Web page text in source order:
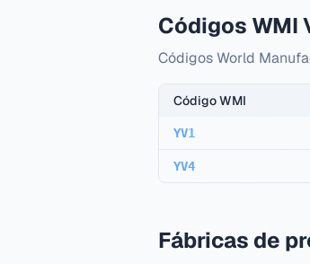
Códigos WMI
Códigos World
Código WMI
YV1
YV4
Fábricas de